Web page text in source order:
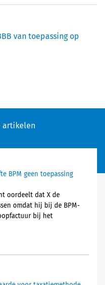
van toepassing op
artikelen
BPM geen toepassing
oordeelt dat X de
omdat hij bij de BPM-
bij het